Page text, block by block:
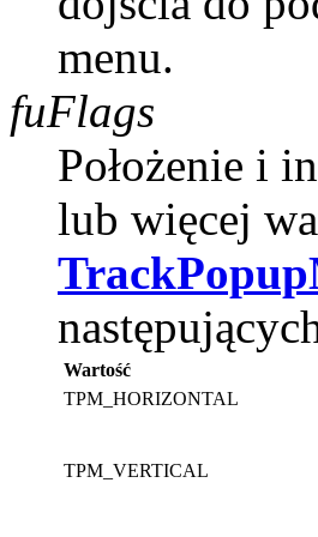
menu.
fuFlags
Położenie i
lub więcej
Wartość
TPM_HORIZONTAL
TPM_VERTICAL